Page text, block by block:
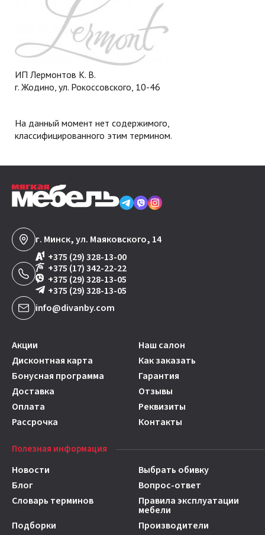
ИП Лермонтов К. В.
г. Жодино, ул. Рокоссовского, 10-46
На данный момент нет содержимого,
классифицированного этим термином.
г. Минск, ул. Маяковского, 14
+375 (29) 328-13-00
+375 (17) 342-22-22
+375 (29) 328-13-05
+375 (29) 328-13-05
info@divanby.com
Акции
Наш салон
Дисконтная карта
Как заказать
Бонусная программа
Гарантия
Доставка
Отзывы
Оплата
Реквизиты
Рассрочка
Контакты
Полезная информация
Новости
Выбрать обивку
Блог
Вопрос-ответ
Словарь терминов
Правила эксплуатации
мебели
Подборки
Производители